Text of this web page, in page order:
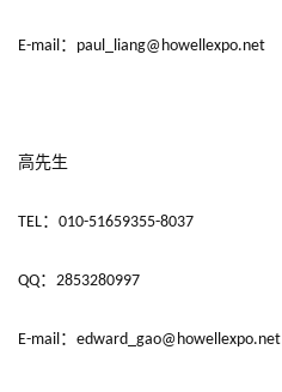
戏
2
2
第
E-mail： paul_liang@howellexpo.net
高先生
TEL： 010-51659355-8037
QQ： 2853280997
E-mail： edward_gao@howellexpo.net